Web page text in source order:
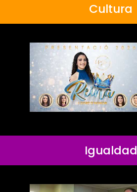
Cultura
Igualdad